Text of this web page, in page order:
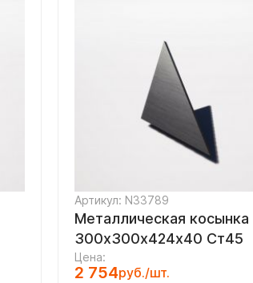
Артикул: N33789
Металлическая косынка
300х300х424х40 Ст45
Цена:
2 754руб./шт.